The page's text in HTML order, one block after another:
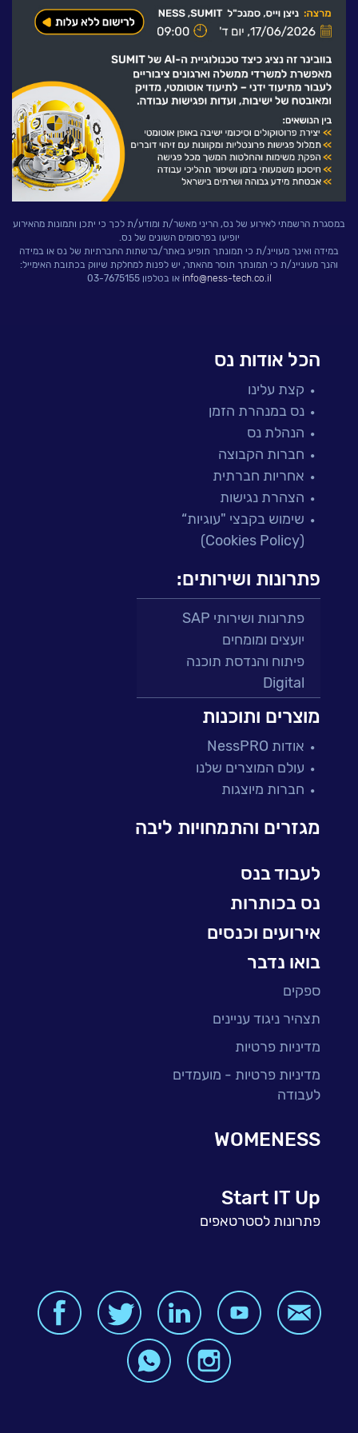
לעבוד בנס
אירועים וכנסים
פודקאסט
נס בכותרות
וובינרים מומלצים
דברו איתנו
במסגרת הרשמתי לאירוע של נס, הריני מאשר/ת ומודע/ת לכך כי יתכן ותמונות מהאירוע
יופיעו בפרסומים השונים של נס.
במידה ואינך מעויינ/ת כי תמונתך תופיע באתר/ברשתות החברתיות של נס או במידה
והנך מעוניינ/ת כי תמונתך תוסר מהאתר, יש לפנות למחלקת שיווק בכתובת האימייל:
info@ness-tech.co.il או בטלפון 03-7675155
הכל אודות נס
קצת עלינו
נס במנהרת הזמן
הנהלת נס
חברות הקבוצה
אחריות חברתית
הצהרת נגישות
שימוש בקבצי "עוגיות“
(Cookies Policy)
פתרונות ושירותים:
פתרונות ושירותי SAP
יועצים ומומחים
פיתוח והנדסת תוכנה
Digital
פתרונות למגזר הפיננסי
מיקור חוץ ושירותים מנוהלים
בדיקות והבטחת איכות
עולמות הענן
עולמות הסייבר
BI, Analytics & Big-Data
מוצרים ותוכנות
אודות NessPRO
עולם המוצרים שלנו
חברות מיוצגות
מגזרים והתמחויות ליבה
לעבוד בנס
נס בכותרות
אירועים וכנסים
בואו נדבר
ספקים
תצהיר ניגוד עניינים
מדיניות פרטיות
מדיניות פרטיות - מועמדים
לעבודה
WOMENESS
Start IT Up
פתרונות לסטרטאפים